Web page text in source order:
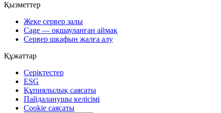
Қызметтер
Жеке сервер залы
Cage — оқшауланған аймақ
Сервер шкафын жалға алу
Құжаттар
Серіктестер
ESG
Құпиялылық саясаты
Пайдаланушы келісімі
Cookie саясаты